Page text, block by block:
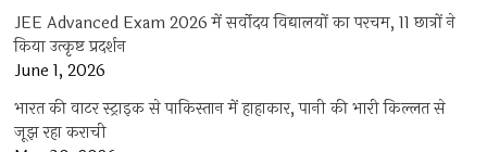
JEE Advanced Exam 2026 में सर्वोदय विद्यालयों का परचम, 11 छात्रों ने
किया उत्कृष्ट प्रदर्शन
June 1, 2026
भारत की वाटर स्ट्राइक से पाकिस्तान में हाहाकार, पानी की भारी किल्लत से
जूझ रहा कराची